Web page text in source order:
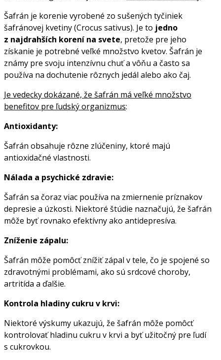
Šafrán je korenie vyrobené zo sušených tyčiniek
šafránovej kvetiny (Crocus sativus). Je to jedno
z najdrahších korení na svete, pretože pre jeho
získanie je potrebné veľké množstvo kvetov. Šafrán je
známy pre svoju intenzívnu chuť a vôňu a často sa
používa na dochutenie rôznych jedál alebo ako čaj.
Je vedecky dokázané, že šafrán má veľké množstvo
benefitov pre ľudský organizmus:
Antioxidanty:
Šafrán obsahuje rôzne zlúčeniny, ktoré majú
antioxidačné vlastnosti.
Nálada a psychické zdravie:
Šafrán sa čoraz viac používa na zmiernenie príznakov
depresie a úzkosti. Niektoré štúdie naznačujú, že šafrán
môže byť rovnako efektívny ako antidepresíva.
Zníženie zápalu:
Šafrán môže pomôcť znížiť zápal v tele, čo je spojené so
zdravotnými problémami, ako sú srdcové choroby,
artritída a ďalšie.
Kontrola hladiny cukru v krvi:
Niektoré výskumy ukazujú, že šafrán môže pomôcť
kontrolovať hladinu cukru v krvi a byť užitočný pre ľudí
s cukrovkou.